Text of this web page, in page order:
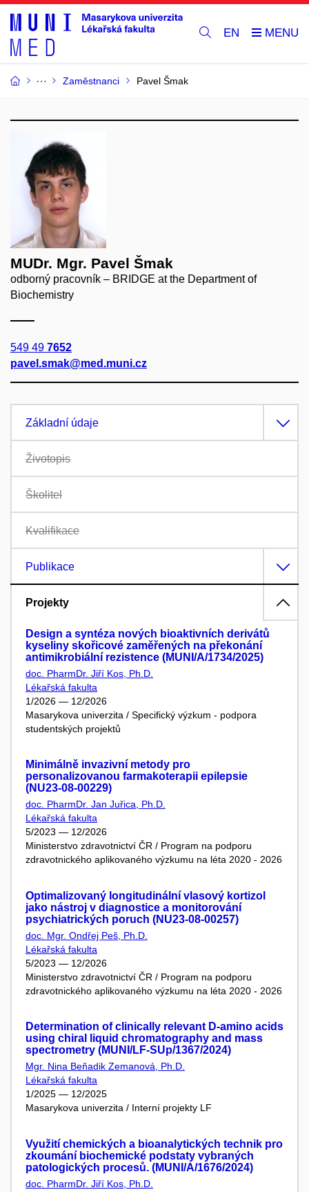
EN
Zaměstnanci Pavel Šmak
MUDr. Mgr. Pavel Šmak
odborný pracovník – BRIDGE at the Department of
Biochemistry
549 49 7652
pavel.smak@med.muni.cz
Základní údaje
Životopis
Školitel
Kvalifikace
Publikace
Projekty
Design a syntéza nových bioaktivních derivátů
kyseliny skořicové zaměřených na překonání
antimikrobiální rezistence (MUNI/A/1734/2025)
doc. PharmDr. Jiří Kos, Ph.D.
Lékařská fakulta
1/2026 — 12/2026
Masarykova univerzita / Specifický výzkum - podpora
studentských projektů
Minimálně invazivní metody pro
personalizovanou farmakoterapii epilepsie
(NU23-08-00229)
doc. PharmDr. Jan Juřica, Ph.D.
Lékařská fakulta
5/2023 — 12/2026
Ministerstvo zdravotnictví ČR / Program na podporu
zdravotnického aplikovaného výzkumu na léta 2020 - 2026
Optimalizovaný longitudinální vlasový kortizol
jako nástroj v diagnostice a monitorování
psychiatrických poruch (NU23-08-00257)
doc. Mgr. Ondřej Peš, Ph.D.
Lékařská fakulta
5/2023 — 12/2026
Ministerstvo zdravotnictví ČR / Program na podporu
zdravotnického aplikovaného výzkumu na léta 2020 - 2026
Determination of clinically relevant D-amino acids
using chiral liquid chromatography and mass
spectrometry (MUNI/LF-SUp/1367/2024)
Mgr. Nina Beňadik Zemanová, Ph.D.
Lékařská fakulta
1/2025 — 12/2025
Masarykova univerzita / Interní projekty LF
Využití chemických a bioanalytických technik pro
zkoumání biochemické podstaty vybraných
patologických procesů. (MUNI/A/1676/2024)
doc. PharmDr. Jiří Kos, Ph.D.